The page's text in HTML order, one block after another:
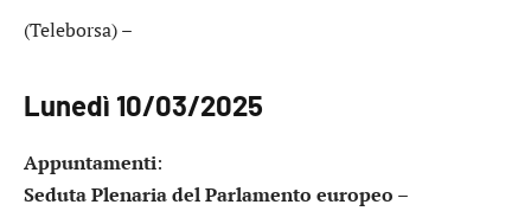
(Teleborsa) –
Lunedì 10/03/2025
Appuntamenti:
Seduta Plenaria del Parlamento europeo –